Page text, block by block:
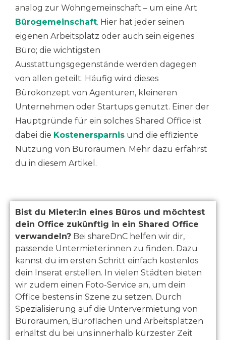
analog zur Wohngemeinschaft – um eine Art
Bürogemeinschaft. Hier hat jeder seinen
eigenen Arbeitsplatz oder auch sein eigenes
Büro; die wichtigsten
Ausstattungsgegenstände werden dagegen
von allen geteilt. Häufig wird dieses
Bürokonzept von Agenturen, kleineren
Unternehmen oder Startups genutzt. Einer der
Hauptgründe für ein solches Shared Office ist
dabei die Kostenersparnis und die effiziente
Nutzung von Büroräumen. Mehr dazu erfährst
du in diesem Artikel.
Bist du Mieter:in eines Büros und möchtest
dein Office zukünftig in ein Shared Office
verwandeln? Bei shareDnC helfen wir dir,
passende Untermieter:innen zu finden. Dazu
kannst du im ersten Schritt einfach kostenlos
dein Inserat erstellen. In vielen Städten bieten
wir zudem einen Foto-Service an, um dein
Office bestens in Szene zu setzen. Durch
Spezialisierung auf die Untervermietung von
Büroräumen, Büroflächen und Arbeitsplätzen
erhältst du bei uns innerhalb kürzester Zeit